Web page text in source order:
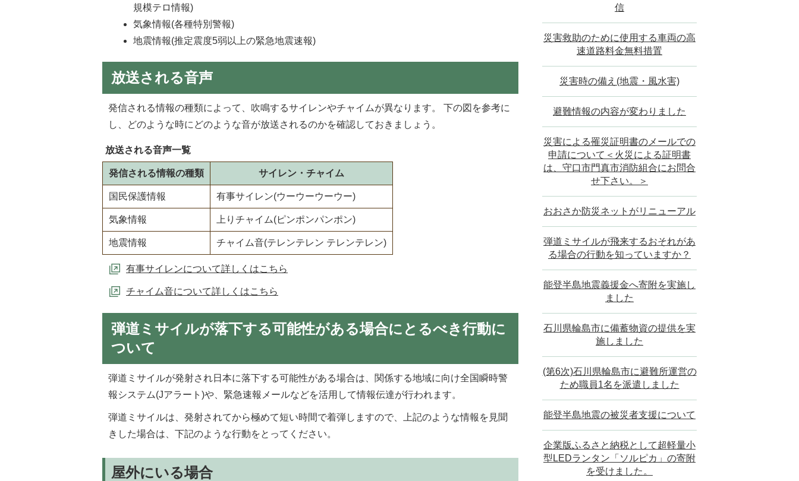
規模テロ情報)
気象情報(各種特別警報)
地震情報(推定震度5弱以上の緊急地震速報)
放送される音声
発信される情報の種類によって、吹鳴するサイレンやチャイムが異なります。 下の図を参考に
し、どのような時にどのような音が放送されるのかを確認しておきましょう。
放送される音声一覧
発信される情報の種類 サイレン・チャイム
国民保護情報 有事サイレン(ウーウーウーウー)
気象情報 上りチャイム(ピンポンパンポン)
地震情報 チャイム音(テレンテレン テレンテレン)
有事サイレンについて詳しくはこちら
チャイム音について詳しくはこちら
弾道ミサイルが落下する可能性がある場合にとるべき行動に
ついて
弾道ミサイルが発射され日本に落下する可能性がある場合は、関係する地域に向け全国瞬時警
報システム(Jアラート)や、緊急速報メールなどを活用して情報伝達が行われます。
弾道ミサイルは、発射されてから極めて短い時間で着弾しますので、上記のような情報を見聞
きした場合は、下記のような行動をとってください。
屋外にいる場合
信
災害救助のために使用する車両の高
速道路料金無料措置
災害時の備え(地震・風水害)
避難情報の内容が変わりました
災害による罹災証明書のメールでの
申請について＜火災による証明書
は、守口市門真市消防組合にお問合
せ下さい。＞
おおさか防災ネットがリニューアル
弾道ミサイルが飛来するおそれがあ
る場合の行動を知っていますか？
能登半島地震義援金へ寄附を実施し
ました
石川県輪島市に備蓄物資の提供を実
施しました
(第6次)石川県輪島市に避難所運営の
ため職員1名を派遣しました
能登半島地震の被災者支援について
企業版ふるさと納税として超軽量小
型LEDランタン「ソルピカ」の寄附
を受けました。